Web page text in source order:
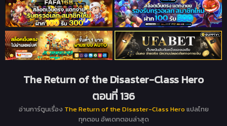
The Return of the Disaster-Class Hero
ตอนที่ 136
อ่านการ์ตูนเรื่อง The Return of the Disaster-Class Hero แปลไทย
ทุกตอน อัพเดทตอนล่าสุด